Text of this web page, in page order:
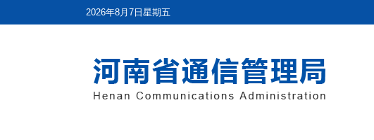
2026年8月7日星期五